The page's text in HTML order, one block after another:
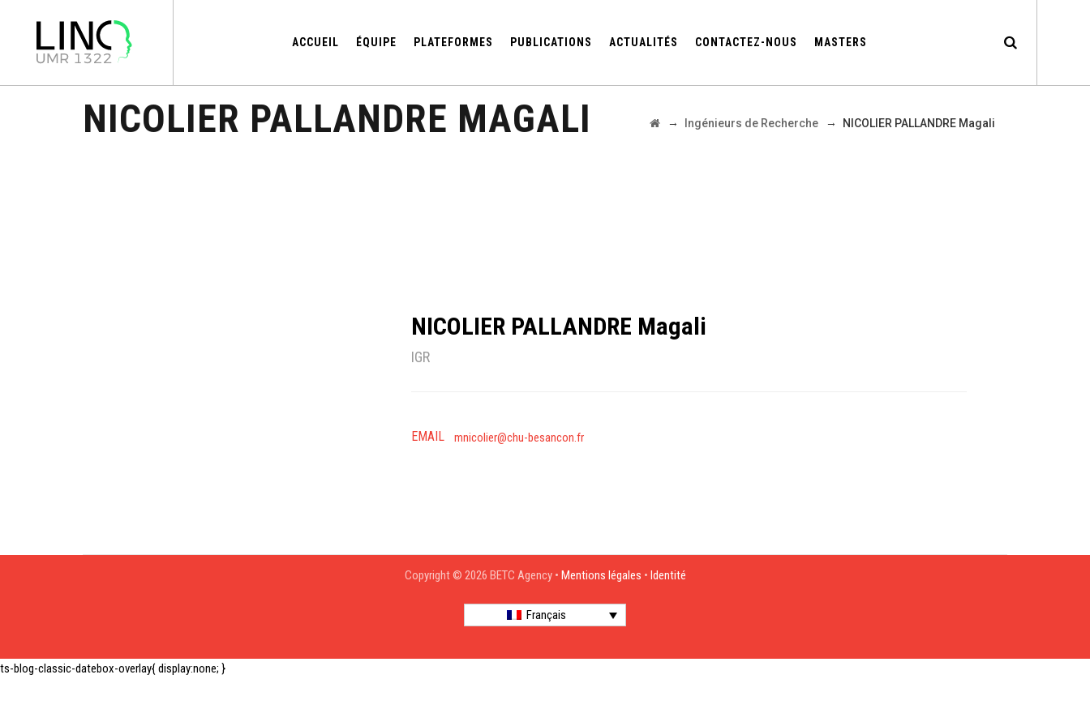
ACCUEIL ÉQUIPE PLATEFORMES PUBLICATIONS ACTUALITÉS CONTACTEZ-NOUS MASTERS
NICOLIER PALLANDRE MAGALI → Ingénieurs de Recherche → NICOLIER PALLANDRE Magali
NICOLIER PALLANDRE Magali
IGR
EMAIL mnicolier@chu-besancon.fr
Copyright © 2026 BETC Agency • Mentions légales • Identité
Français
ts-blog-classic-datebox-overlay{ display:none; }